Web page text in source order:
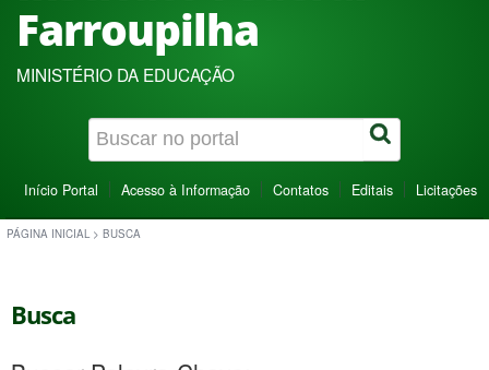
Farroupilha
MINISTÉRIO DA EDUCAÇÃO
Início Portal Acesso à Informação Contatos Editais Licitações
PÁGINA INICIAL > BUSCA
Busca